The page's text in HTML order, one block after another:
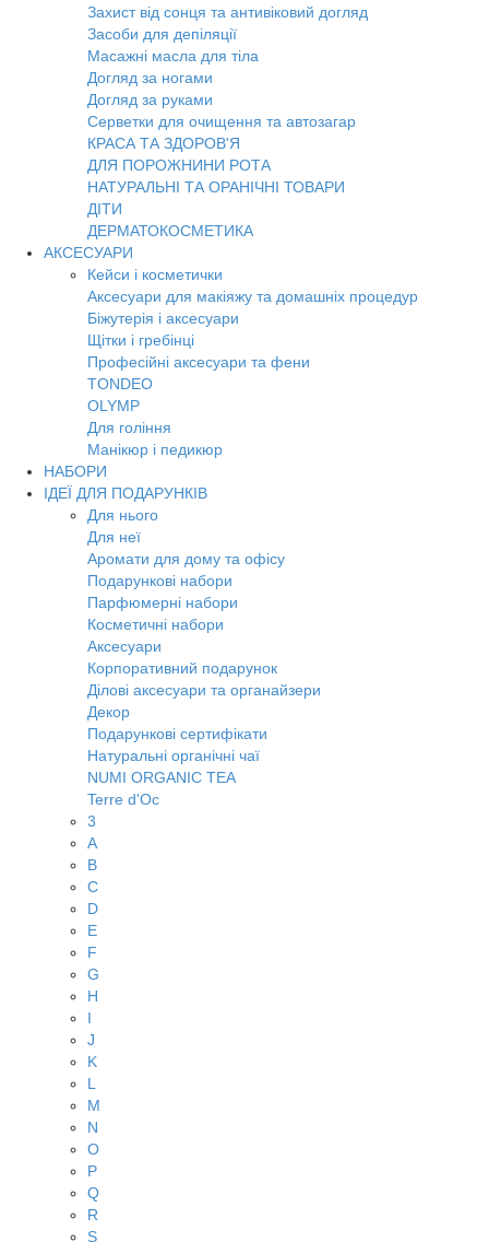
Захист від сонця та антивіковий догляд
Засоби для депіляції
Масажні масла для тіла
Догляд за ногами
Догляд за руками
Серветки для очищення та автозагар
КРАСА ТА ЗДОРОВ'Я
ДЛЯ ПОРОЖНИНИ РОТА
НАТУРАЛЬНІ ТА ОРАНІЧНІ ТОВАРИ
ДІТИ
ДЕРМАТОКОСМЕТИКА
АКСЕСУАРИ
Кейси і косметички
Аксесуари для макіяжу та домашніх процедур
Біжутерія і аксесуари
Щітки і гребінці
Професійні аксесуари та фени
TONDEO
OLYMP
Для гоління
Манікюр і педикюр
НАБОРИ
ІДЕЇ ДЛЯ ПОДАРУНКІВ
Для нього
Для неї
Аромати для дому та офісу
Подарункові набори
Парфюмерні набори
Косметичні набори
Аксесуари
Корпоративний подарунок
Ділові аксесуари та органайзери
Декор
Подарункові сертифікати
Натуральні органічні чаї
NUMI ORGANIC TEA
Terre d'Oc
3
A
B
C
D
E
F
G
H
I
J
K
L
M
N
O
P
Q
R
S